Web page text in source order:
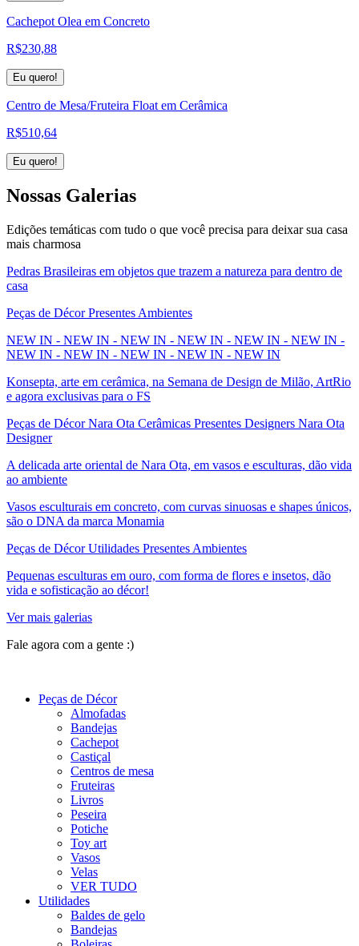
Cachepot Olea em Concreto
R$230,88
Eu quero!
Centro de Mesa/Fruteira Float em Cerâmica
R$510,64
Eu quero!
Nossas Galerias
Edições temáticas com tudo o que você precisa para deixar sua casa
mais charmosa
Pedras Brasileiras em objetos que trazem a natureza para dentro de
casa
Peças de Décor Presentes Ambientes
NEW IN - NEW IN - NEW IN - NEW IN - NEW IN - NEW IN -
NEW IN - NEW IN - NEW IN - NEW IN - NEW IN
Konsepta, arte em cerâmica, na Semana de Design de Milão, ArtRio
e agora exclusivas para o FS
Peças de Décor Nara Ota Cerâmicas Presentes Designers Nara Ota
Designer
A delicada arte oriental de Nara Ota, em vasos e esculturas, dão vida
ao ambiente
Vasos esculturais em concreto, com curvas sinuosas e shapes únicos,
são o DNA da marca Monamia
Peças de Décor Utilidades Presentes Ambientes
Pequenas esculturas em ouro, com forma de flores e insetos, dão
vida e sofisticação ao décor!
Ver mais galerias
Fale agora com a gente :)
Peças de Décor
Almofadas
Bandejas
Cachepot
Castiçal
Centros de mesa
Fruteiras
Livros
Peseira
Potiche
Toy art
Vasos
Velas
VER TUDO
Utilidades
Baldes de gelo
Bandejas